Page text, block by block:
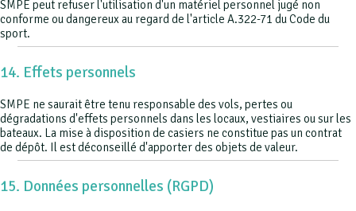
SMPE peut refuser l'utilisation d'un matériel personnel jugé non
conforme ou dangereux au regard de l'article A.322-71 du Code du
sport.
14. Effets personnels
SMPE ne saurait être tenu responsable des vols, pertes ou
dégradations d'effets personnels dans les locaux, vestiaires ou sur les
bateaux. La mise à disposition de casiers ne constitue pas un contrat
de dépôt. Il est déconseillé d'apporter des objets de valeur.
15. Données personnelles (RGPD)